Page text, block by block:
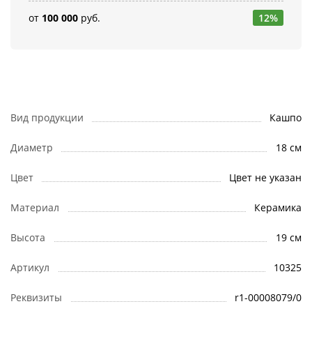
от 100 000 руб. 12%
Вид продукции Кашпо
Диаметр 18 см
Цвет Цвет не указан
Материал Керамика
Высота 19 см
Артикул 10325
Реквизиты r1-00008079/0